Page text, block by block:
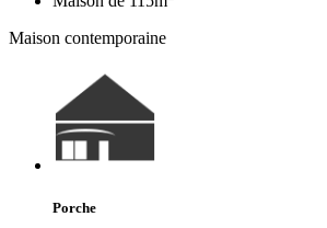
Maison contemporaine
Porche